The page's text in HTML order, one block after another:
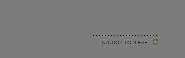
SZŰRŐK TÖRLÉSE